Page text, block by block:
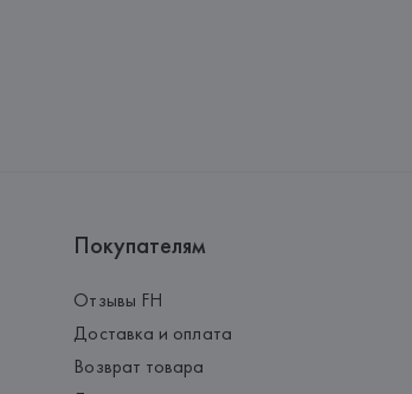
Покупателям
Отзывы FH
Доставка и оплата
Возврат товара